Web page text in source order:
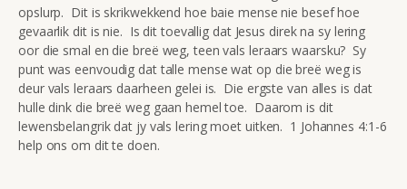
opslurp. Dit is skrikwekkend hoe baie mense nie besef hoe
gevaarlik dit is nie. Is dit toevallig dat Jesus direk na sy lering
oor die smal en die breë weg, teen vals leraars waarsku? Sy
punt was eenvoudig dat talle mense wat op die breë weg is
deur vals leraars daarheen gelei is. Die ergste van alles is dat
hulle dink die breë weg gaan hemel toe. Daarom is dit
lewensbelangrik dat jy vals lering moet uitken. 1 Johannes 4:1-6
help ons om dit te doen.